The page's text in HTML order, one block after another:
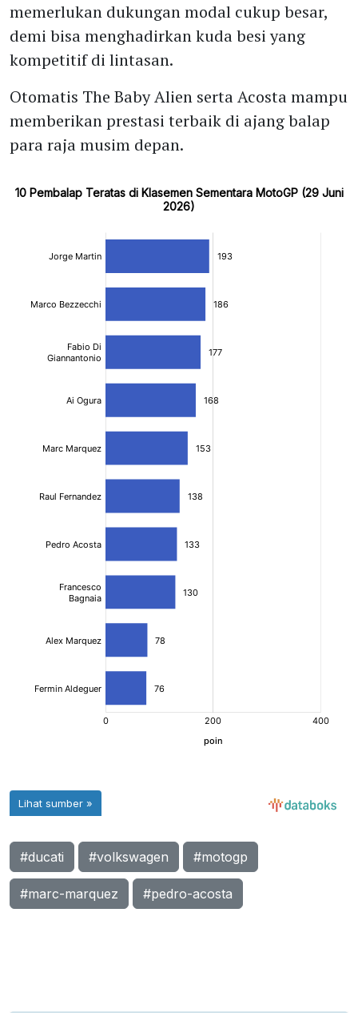
memerlukan dukungan modal cukup besar,
demi bisa menghadirkan kuda besi yang
kompetitif di lintasan.
Otomatis The Baby Alien serta Acosta mampu
memberikan prestasi terbaik di ajang balap
para raja musim depan.
#ducati #volkswagen #motogp
#marc-marquez #pedro-acosta